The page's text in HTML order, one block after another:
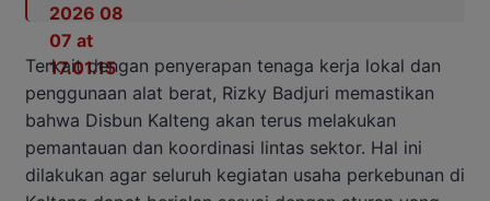
Terkait dengan penyerapan tenaga kerja lokal dan
penggunaan alat berat, Rizky Badjuri memastikan
bahwa Disbun Kalteng akan terus melakukan
pemantauan dan koordinasi lintas sektor. Hal ini
dilakukan agar seluruh kegiatan usaha perkebunan di